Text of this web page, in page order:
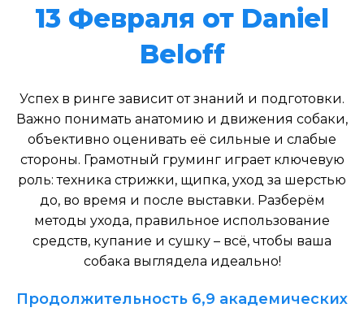
13 Февраля от Daniel
Beloff
Успех в ринге зависит от знаний и подготовки.
Важно понимать анатомию и движения собаки,
объективно оценивать её сильные и слабые
стороны. Грамотный груминг играет ключевую
роль: техника стрижки, щипка, уход за шерстью
до, во время и после выставки. Разберём
методы ухода, правильное использование
средств, купание и сушку – всё, чтобы ваша
собака выглядела идеально!
Продолжительность 6,9 академических